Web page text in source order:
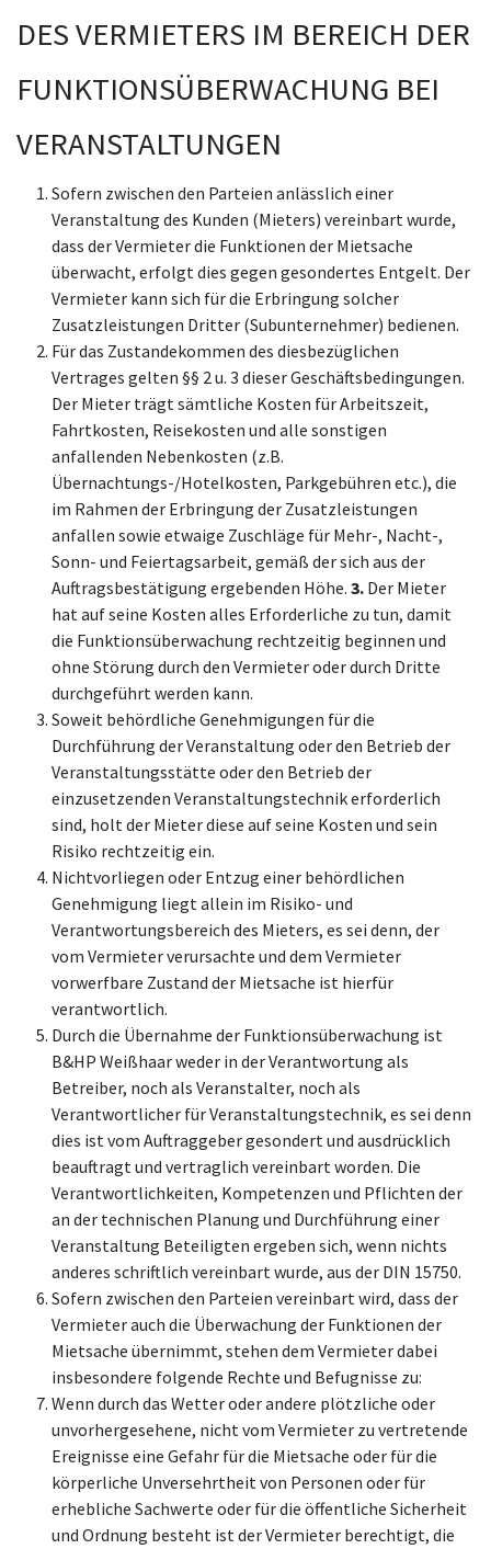
DES VERMIETERS IM BEREICH DER
FUNKTIONSÜBERWACHUNG BEI
VERANSTALTUNGEN
Sofern zwischen den Parteien anlässlich einer
Veranstaltung des Kunden (Mieters) vereinbart wurde,
dass der Vermieter die Funktionen der Mietsache
überwacht, erfolgt dies gegen gesondertes Entgelt. Der
Vermieter kann sich für die Erbringung solcher
Zusatzleistungen Dritter (Subunternehmer) bedienen.
Für das Zustandekommen des diesbezüglichen
Vertrages gelten §§ 2 u. 3 dieser Geschäftsbedingungen.
Der Mieter trägt sämtliche Kosten für Arbeitszeit,
Fahrtkosten, Reisekosten und alle sonstigen
anfallenden Nebenkosten (z.B.
Übernachtungs-/Hotelkosten, Parkgebühren etc.), die
im Rahmen der Erbringung der Zusatzleistungen
anfallen sowie etwaige Zuschläge für Mehr-, Nacht-,
Sonn- und Feiertagsarbeit, gemäß der sich aus der
Auftragsbestätigung ergebenden Höhe. 3. Der Mieter
hat auf seine Kosten alles Erforderliche zu tun, damit
die Funktionsüberwachung rechtzeitig beginnen und
ohne Störung durch den Vermieter oder durch Dritte
durchgeführt werden kann.
Soweit behördliche Genehmigungen für die
Durchführung der Veranstaltung oder den Betrieb der
Veranstaltungsstätte oder den Betrieb der
einzusetzenden Veranstaltungstechnik erforderlich
sind, holt der Mieter diese auf seine Kosten und sein
Risiko rechtzeitig ein.
Nichtvorliegen oder Entzug einer behördlichen
Genehmigung liegt allein im Risiko- und
Verantwortungsbereich des Mieters, es sei denn, der
vom Vermieter verursachte und dem Vermieter
vorwerfbare Zustand der Mietsache ist hierfür
verantwortlich.
Durch die Übernahme der Funktionsüberwachung ist
B&HP Weißhaar weder in der Verantwortung als
Betreiber, noch als Veranstalter, noch als
Verantwortlicher für Veranstaltungstechnik, es sei denn
dies ist vom Auftraggeber gesondert und ausdrücklich
beauftragt und vertraglich vereinbart worden. Die
Verantwortlichkeiten, Kompetenzen und Pflichten der
an der technischen Planung und Durchführung einer
Veranstaltung Beteiligten ergeben sich, wenn nichts
anderes schriftlich vereinbart wurde, aus der DIN 15750.
Sofern zwischen den Parteien vereinbart wird, dass der
Vermieter auch die Überwachung der Funktionen der
Mietsache übernimmt, stehen dem Vermieter dabei
insbesondere folgende Rechte und Befugnisse zu:
Wenn durch das Wetter oder andere plötzliche oder
unvorhergesehene, nicht vom Vermieter zu vertretende
Ereignisse eine Gefahr für die Mietsache oder für die
körperliche Unversehrtheit von Personen oder für
erhebliche Sachwerte oder für die öffentliche Sicherheit
und Ordnung besteht ist der Vermieter berechtigt, die